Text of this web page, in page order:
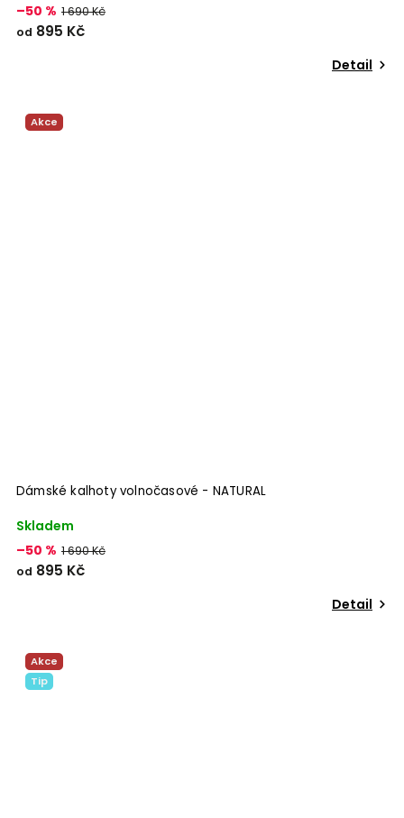
–50 % 1 690 Kč
od 895 Kč
Detail
Akce
Dámské kalhoty volnočasové - NATURAL
Skladem
–50 % 1 690 Kč
od 895 Kč
Detail
Akce
Tip